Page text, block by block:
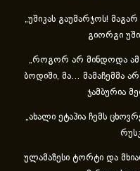
„უშიკას გაუმარჯოს!
გიორგი
„როგორ არ მინდოდა ამ
ბოდიში, მა… მამაჩემმა
ჯამბურია
„ახა­ლი ეტა­პია ჩემს
ულამაზესი ტორტი და